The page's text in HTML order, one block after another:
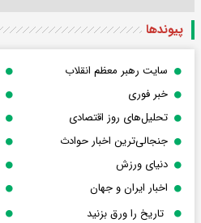
پیوندها
سایت رهبر معظم انقلاب
خبر فوری
تحلیل‌های روز اقتصادی
جنجالی‌ترین اخبار حوادث
دنیای ورزش
اخبار ایران و جهان
تاریخ را ورق بزنید